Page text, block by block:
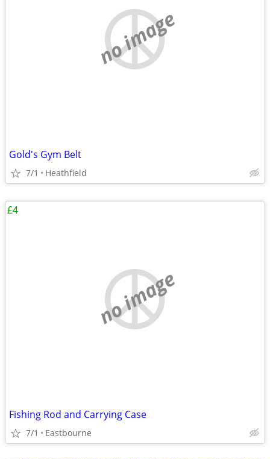
no image
Gold's Gym Belt
7/1 Heathfield
no image
Fishing Rod and Carrying Case
7/1 Eastbourne
£4